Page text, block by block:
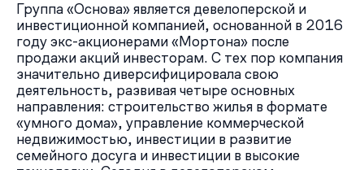
Группа «Основа» является девелоперской и
инвестиционной компанией, основанной в 2016
году экс-акционерами «Мортона» после
продажи акций инвесторам. С тех пор компания
значительно диверсифицировала свою
деятельность, развивая четыре основных
направления: строительство жилья в формате
«умного дома», управление коммерческой
недвижимостью, инвестиции в развитие
семейного досуга и инвестиции в высокие